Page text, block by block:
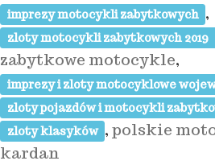
imprezy motocykli zabytkowych ,
zloty motocykli zabytkowych 2019
zabytkowe motocykle,
imprezy i zloty motocyklowe
zloty pojazdów i motocykli
zloty klasyków ,polskie
kardan